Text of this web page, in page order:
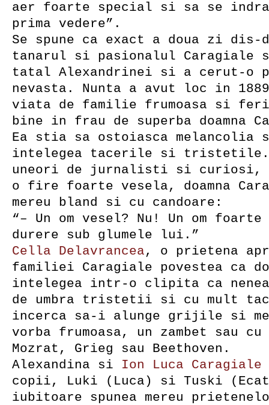
aer foarte special si sa se
prima vedere”.
Se spune ca exact a doua zi dis-
tanarul si pasionalul Caragiale
tatal Alexandrinei si a cerut-o
nevasta. Nunta a avut loc in
viata de familie frumoasa si
bine in frau de superba doamna
Ea stia sa ostoiasca
intelegea tacerile si tristetile.
uneori de jurnalisti si curiosi,
o fire foarte vesela, doamna
mereu bland si cu candoare:
“– Un om vesel? Nu! Un om
durere sub glumele lui.”
Cella Delavrancea, o prietena
familiei Caragiale povestea ca
intelegea intr-o clipita ca
de umbra tristetii si cu mult
incerca sa-i alunge grijile si
vorba frumoasa, un zambet sau cu
Mozrat, Grieg sau Beethoven.
Alexandina si Ion Luca Caragiale
copii, Luki (Luca) si Tuski
iubitoare spunea mereu